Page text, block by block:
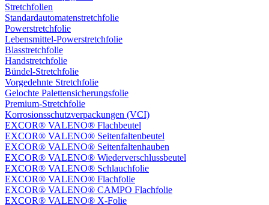
Stretchfolien
Standardautomatenstretchfolie
Powerstretchfolie
Lebensmittel-Powerstretchfolie
Blasstretchfolie
Handstretchfolie
Bündel-Stretchfolie
Vorgedehnte Stretchfolie
Gelochte Palettensicherungsfolie
Premium-Stretchfolie
Korrosionsschutzverpackungen (VCI)
EXCOR® VALENO® Flachbeutel
EXCOR® VALENO® Seitenfaltenbeutel
EXCOR® VALENO® Seitenfaltenhauben
EXCOR® VALENO® Wiederverschlussbeutel
EXCOR® VALENO® Schlauchfolie
EXCOR® VALENO® Flachfolie
EXCOR® VALENO® CAMPO Flachfolie
EXCOR® VALENO® X-Folie